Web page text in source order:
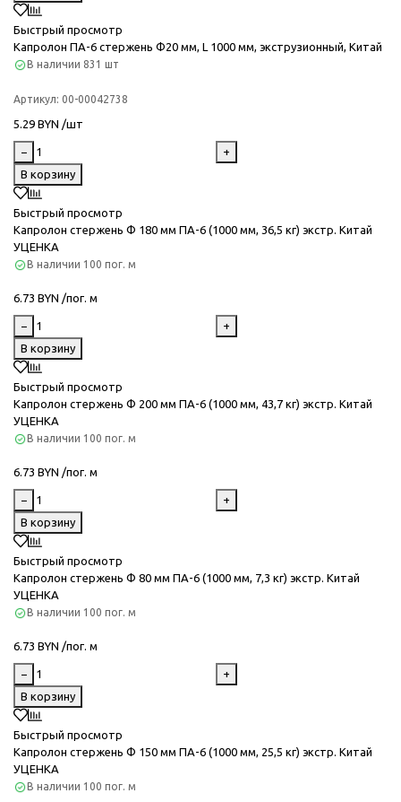
Быстрый просмотр
Капролон ПА-6 стержень Ф20 мм, L 1000 мм, экструзионный, Китай
В наличии 831 шт
Артикул: 00-00042738
5.29 BYN /шт
−
+
В корзину
Быстрый просмотр
Капролон стержень Ф 180 мм ПА-6 (1000 мм, 36,5 кг) экстр. Китай
УЦЕНКА
В наличии 100 пог. м
6.73 BYN /пог. м
−
+
В корзину
Быстрый просмотр
Капролон стержень Ф 200 мм ПА-6 (1000 мм, 43,7 кг) экстр. Китай
УЦЕНКА
В наличии 100 пог. м
6.73 BYN /пог. м
−
+
В корзину
Быстрый просмотр
Капролон стержень Ф 80 мм ПА-6 (1000 мм, 7,3 кг) экстр. Китай
УЦЕНКА
В наличии 100 пог. м
6.73 BYN /пог. м
−
+
В корзину
Быстрый просмотр
Капролон стержень Ф 150 мм ПА-6 (1000 мм, 25,5 кг) экстр. Китай
УЦЕНКА
В наличии 100 пог. м